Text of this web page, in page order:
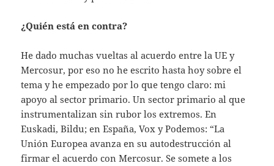
¿Quién está en contra?
He dado muchas vueltas al acuerdo entre la UE y
Mercosur, por eso no he escrito hasta hoy sobre el
tema y he empezado por lo que tengo claro: mi
apoyo al sector primario. Un sector primario al que
instrumentalizan sin rubor los extremos. En
Euskadi, Bildu; en España, Vox y Podemos: “La
Unión Europea avanza en su autodestrucción al
firmar el acuerdo con Mercosur. Se somete a los